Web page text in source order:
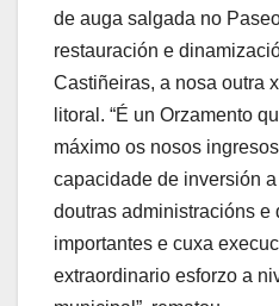
de auga salgada no
restauración e
Castiñeiras, a nosa outra
litoral. “É un Orzamento
máximo os nosos
capacidade de inversión
doutras administracións e
importantes e cuxa
extraordinario esforzo a